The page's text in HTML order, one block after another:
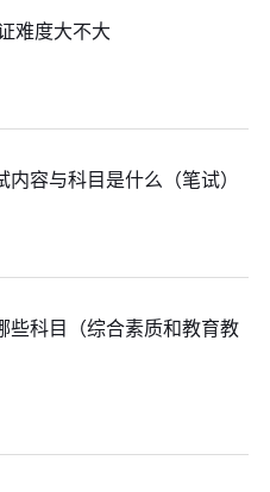
难度大不大
容与科目是什么（笔试）
些科目（综合素质和教育教